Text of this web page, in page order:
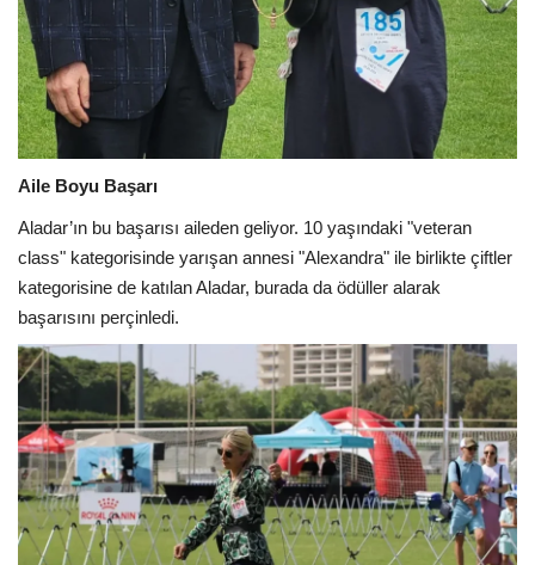
Aile Boyu Başarı
Aladar’ın bu başarısı aileden geliyor. 10 yaşındaki "veteran
class" kategorisinde yarışan annesi "Alexandra" ile birlikte çiftler
kategorisine de katılan Aladar, burada da ödüller alarak
başarısını perçinledi.